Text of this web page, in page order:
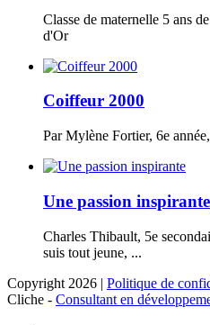
Classe de maternelle 5 ans
d'Or
Coiffeur 2000
Par Mylène Fortier, 6e
Une passion inspirante
Charles Thibault, 5e
suis tout jeune, ...
Copyright 2026 | Politique de
Cliche - Consultant en